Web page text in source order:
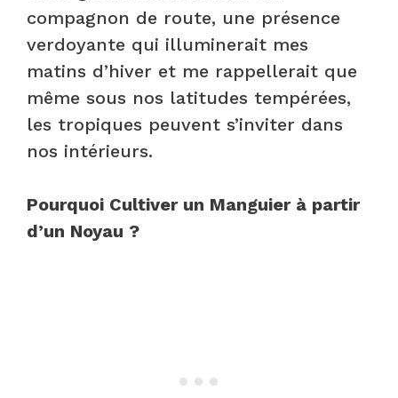
compagnon de route, une présence
verdoyante qui illuminerait mes
matins d’hiver et me rappellerait que
même sous nos latitudes tempérées,
les tropiques peuvent s’inviter dans
nos intérieurs.
Pourquoi Cultiver un Manguier à partir
d’un Noyau ?